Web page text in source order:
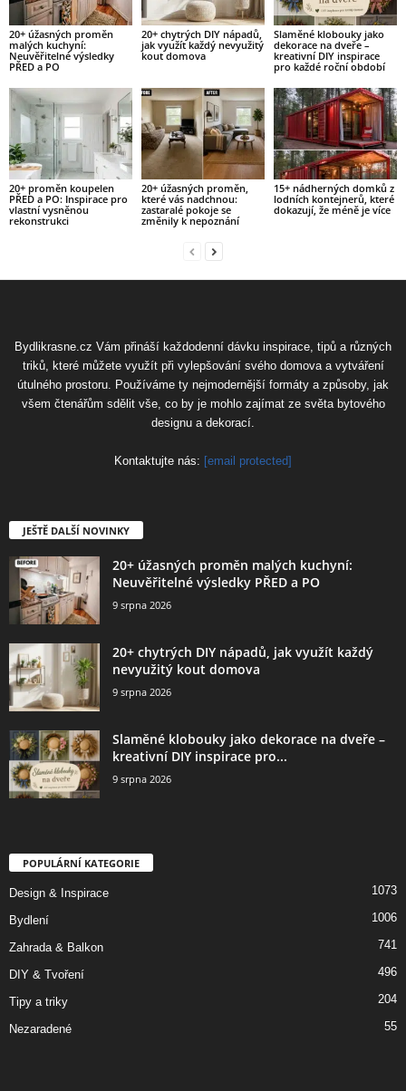
20+ úžasných proměn
malých kuchyní:
Neuvěřitelné výsledky
PŘED a PO
20+ chytrých DIY nápadů,
jak využít každý nevyužitý
kout domova
Slaměné klobouky jako
dekorace na dveře –
kreativní DIY inspirace
pro každé roční období
20+ proměn koupelen
PŘED a PO: Inspirace pro
vlastní vysněnou
rekonstrukci
20+ úžasných proměn,
které vás nadchnou:
zastaralé pokoje se
změnily k nepoznání
15+ nádherných domků z
lodních kontejnerů, které
dokazují, že méně je více
Bydlikrasne.cz Vám přináší každodenní dávku inspirace, tipů a různých
triků, které můžete využít při vylepšování svého domova a vytváření
útulného prostoru. Používáme ty nejmodernější formáty a způsoby, jak
všem čtenářům sdělit vše, co by je mohlo zajímat ze světa bytového
designu a dekorací.
Kontaktujte nás: [email protected]
JEŠTĚ DALŠÍ NOVINKY
20+ úžasných proměn malých kuchyní:
Neuvěřitelné výsledky PŘED a PO
9 srpna 2026
20+ chytrých DIY nápadů, jak využít každý
nevyužitý kout domova
9 srpna 2026
Slaměné klobouky jako dekorace na dveře –
kreativní DIY inspirace pro...
9 srpna 2026
POPULÁRNÍ KATEGORIE
Design & Inspirace 1073
Bydlení 1006
Zahrada & Balkon 741
DIY & Tvoření 496
Tipy a triky 204
Nezaradené 55